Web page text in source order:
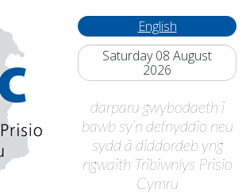
English
Saturday 08 August
2026
darparu gwybodaeth i
bawb sy’n defnyddio neu
sydd â diddordeb yng
ngwaith Tribiwnlys Prisio
Cymru